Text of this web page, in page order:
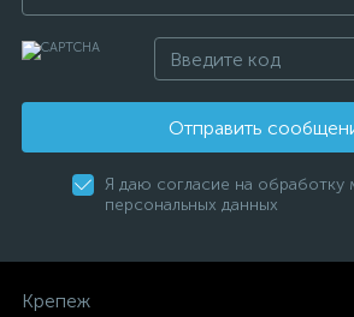
Отправить
Я даю согласие на обработку
персональных данных
Крепеж